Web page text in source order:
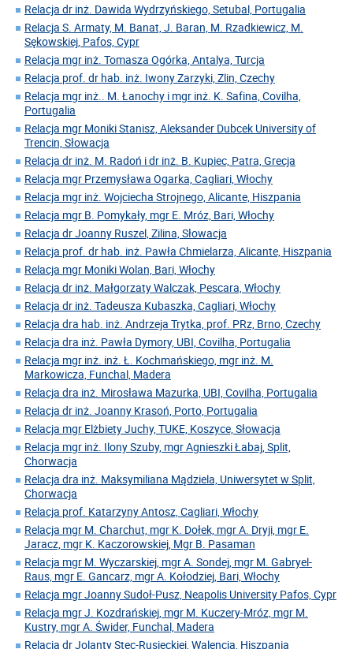
Relacja dr inż. Dawida Wydrzyńskiego, Setubal, Portugalia
Relacja S. Armaty, M. Banat, J. Baran, M. Rzadkiewicz, M.
Sękowskiej, Pafos, Cypr
Relacja mgr inż. Tomasza Ogórka, Antalya, Turcja
Relacja prof. dr hab. inż. Iwony Zarzyki, Zlin, Czechy
Relacja mgr inż.. M. Łanochy i mgr inż. K. Safina, Covilha,
Portugalia
Relacja mgr Moniki Stanisz, Aleksander Dubcek University of
Trencin, Słowacja
Relacja dr inż. M. Radoń i dr inż. B. Kupiec, Patra, Grecja
Relacja mgr Przemysława Ogarka, Cagliari, Włochy
Relacja mgr inż. Wojciecha Strojnego, Alicante, Hiszpania
Relacja mgr B. Pomykały, mgr E. Mróz, Bari, Włochy
Relacja dr Joanny Ruszel, Zilina, Słowacja
Relacja prof. dr hab. inż. Pawła Chmielarza, Alicante, Hiszpania
Relacja mgr Moniki Wolan, Bari, Włochy
Relacja dr inż. Małgorzaty Walczak, Pescara, Włochy
Relacja dr inż. Tadeusza Kubaszka, Cagliari, Włochy
Relacja dra hab. inż. Andrzeja Trytka, prof. PRz, Brno, Czechy
Relacja dra inż. Pawła Dymory, UBI, Covilha, Portugalia
Relacja mgr inż. inż. Ł. Kochmańskiego, mgr inż. M.
Markowicza, Funchal, Madera
Relacja dra inż. Mirosława Mazurka, UBI, Covilha, Portugalia
Relacja dr inż. Joanny Krasoń, Porto, Portugalia
Relacja mgr Elżbiety Juchy, TUKE, Koszyce, Słowacja
Relacja mgr inż. Ilony Szuby, mgr Agnieszki Łabaj, Split,
Chorwacja
Relacja dra inż. Maksymiliana Mądziela, Uniwersytet w Split,
Chorwacja
Relacja prof. Katarzyny Antosz, Cagliari, Włochy
Relacja mgr M. Charchut, mgr K. Dołek, mgr A. Dryji, mgr E.
Jaracz, mgr K. Kaczorowskiej, Mgr B. Pasaman
Relacja mgr M. Wyczarskiej, mgr A. Sondej, mgr M. Gabryel-
Raus, mgr E. Gancarz, mgr A. Kołodziej, Bari, Włochy
Relacja mgr Joanny Sudoł-Pusz, Neapolis University Pafos, Cypr
Relacja mgr J. Kozdrańskiej, mgr M. Kuczery-Mróz, mgr M.
Kustry, mgr A. Świder, Funchal, Madera
Relacja dr Jolanty Stec-Rusieckiej, Walencja, Hiszpania